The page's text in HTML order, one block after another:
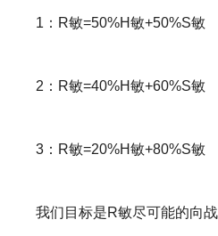
1：R敏=50%H敏+50%S敏
2：R敏=40%H敏+60%S敏
3：R敏=20%H敏+80%S敏
我们目标是R敏尽可能的向战